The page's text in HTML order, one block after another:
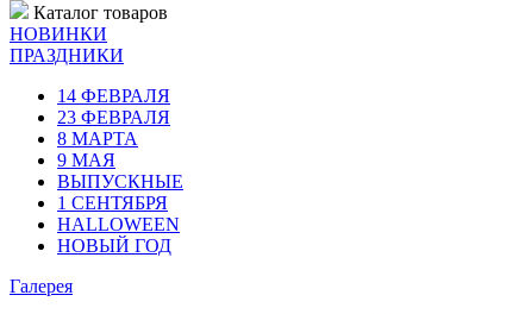
Каталог товаров
НОВИНКИ
ПРАЗДНИКИ
14 ФЕВРАЛЯ
23 ФЕВРАЛЯ
8 МАРТА
9 МАЯ
ВЫПУСКНЫЕ
1 СЕНТЯБРЯ
HALLOWEEN
НОВЫЙ ГОД
Галерея